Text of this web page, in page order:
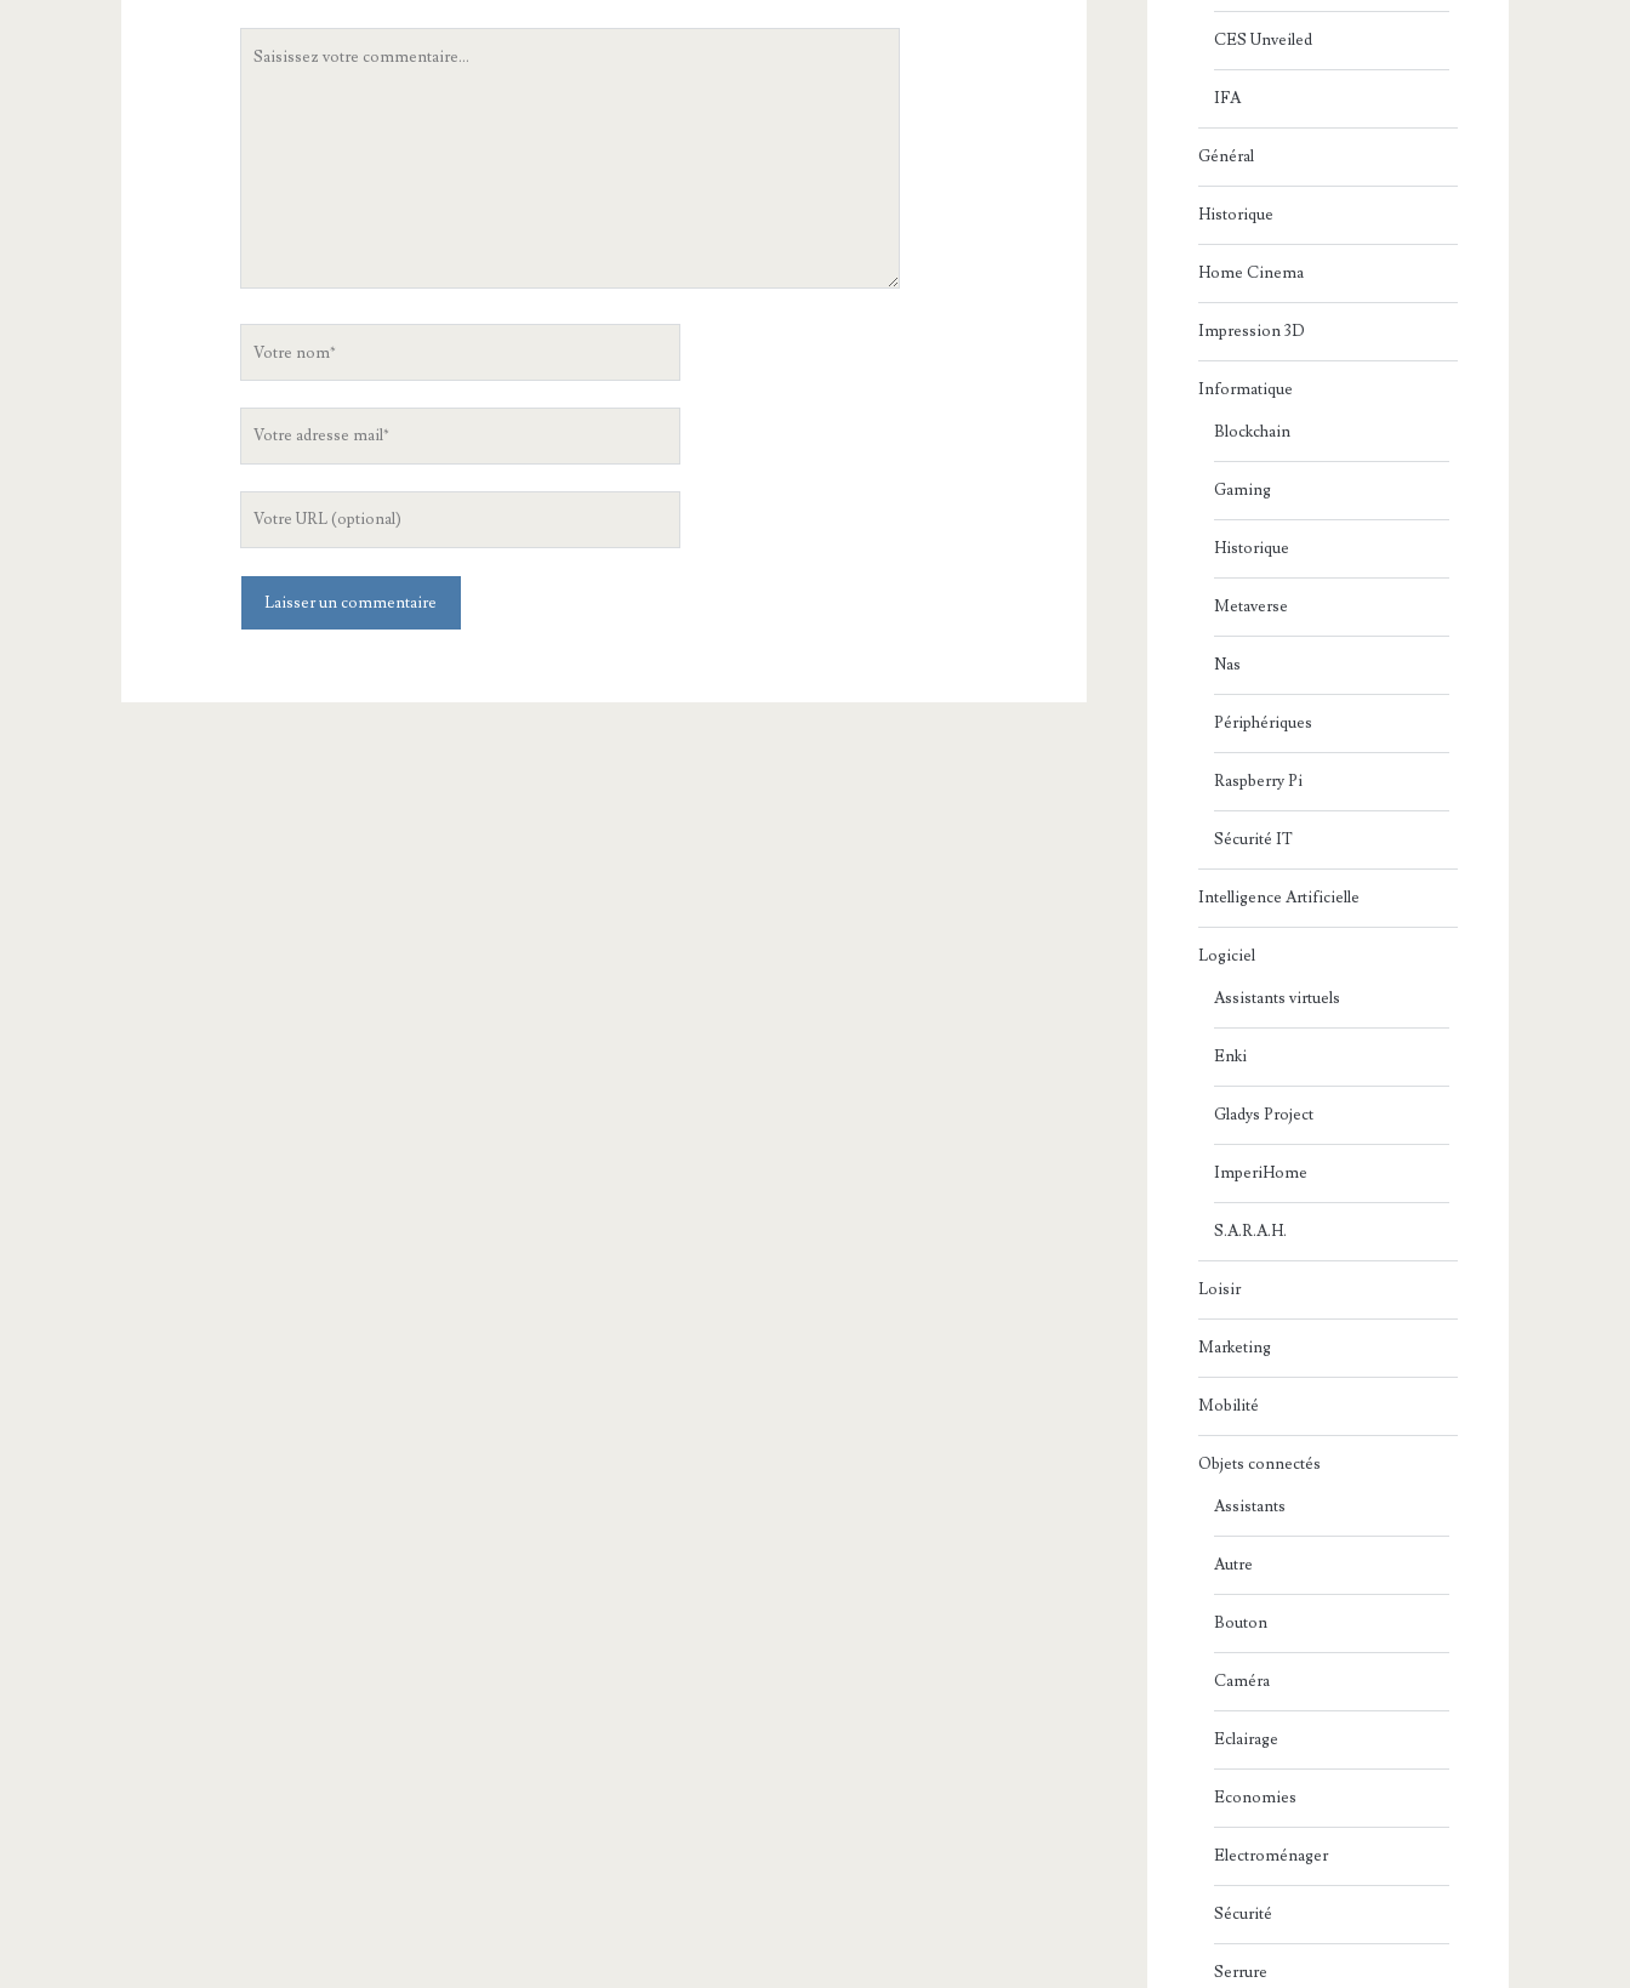
site
CES Unveiled
IFA
Général
Historique
Home Cinema
Impression 3D
Informatique
Blockchain
Gaming
Historique
Metaverse
Nas
Périphériques
Raspberry Pi
Sécurité IT
Intelligence Artificielle
Logiciel
Assistants virtuels
Enki
Gladys Project
ImperiHome
S.A.R.A.H.
Loisir
Marketing
Mobilité
Objets connectés
Assistants
Autre
Bouton
Caméra
Eclairage
Economies
Electroménager
Sécurité
Serrure